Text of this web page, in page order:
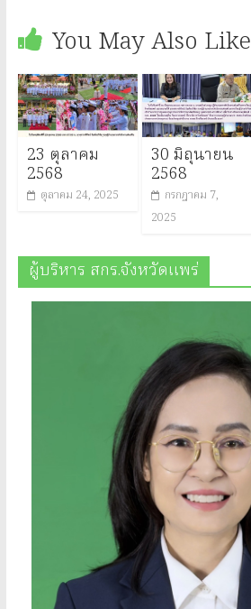
You May Also Like
23 ตุลาคม
2568
ตุลาคม 24, 2025
30 มิถุนายน
2568
กรกฎาคม 7,
2025
ผู้บริหาร สกร.จังหวัดแพร่